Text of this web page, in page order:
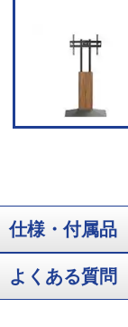
仕様・付属品
よくある質問